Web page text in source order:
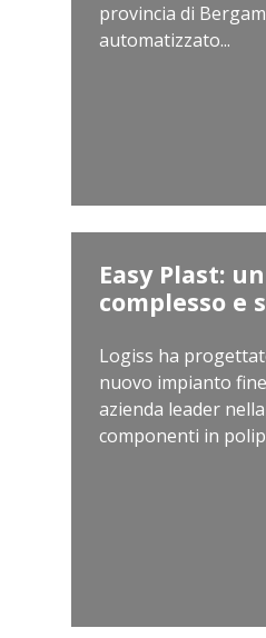
provincia di
automatizzato...
Easy Plast:
complesso e
Logiss ha
nuovo impianto
azienda leader
componenti in